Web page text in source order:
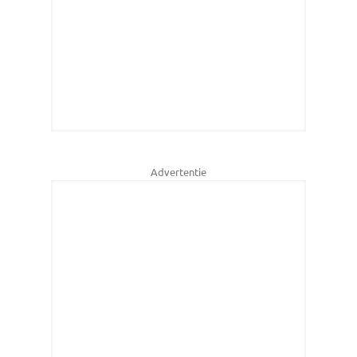
Advertentie